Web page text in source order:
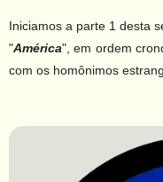
Iniciamos a parte 1 desta
"América", em ordem
com os homônimos